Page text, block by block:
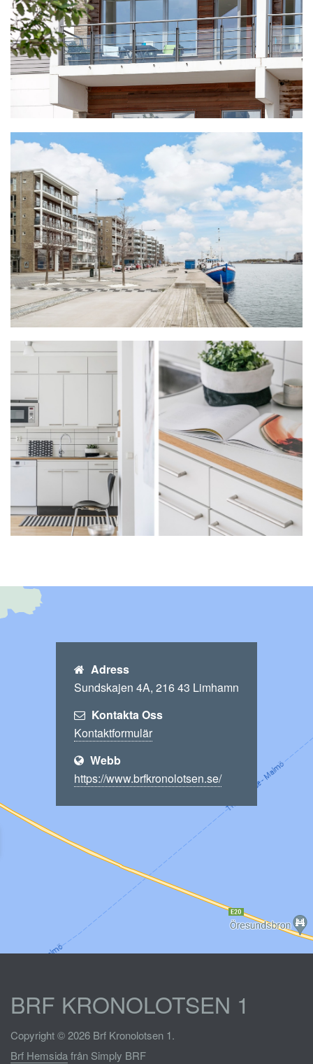
Adress
Sundskajen 4A, 216 43 Limhamn
Kontakta Oss
Kontaktformulär
Webb
https://www.brfkronolotsen.se/
BRF KRONOLOTSEN 1
Copyright © 2026 Brf Kronolotsen 1.
Brf Hemsidafrån Simply BRF